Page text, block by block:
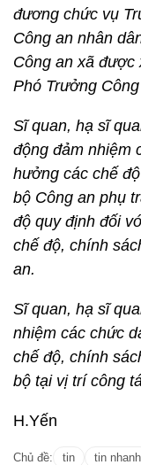
đương chức vụ
Công an nhân
Công an xã
Phó Trưởng
Sĩ quan, hạ sĩ
động đảm nhiệm
hưởng các chế
bộ Công an phụ
độ quy định đối
chế độ, chính
an.
Sĩ quan, hạ sĩ
nhiệm các chức
chế độ, chính
bộ tại vị trí công
H.Yến
Chủ đề: tin tin nhanh